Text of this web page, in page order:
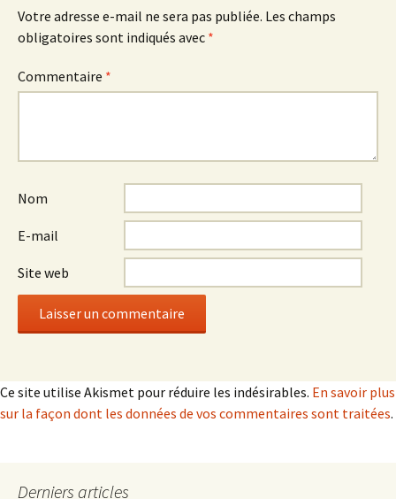
Votre adresse e-mail ne sera pas publiée. Les champs
obligatoires sont indiqués avec *
Commentaire *
Nom
E-mail
Site web
Ce site utilise Akismet pour réduire les indésirables. En savoir plus
sur la façon dont les données de vos commentaires sont traitées.
Derniers articles